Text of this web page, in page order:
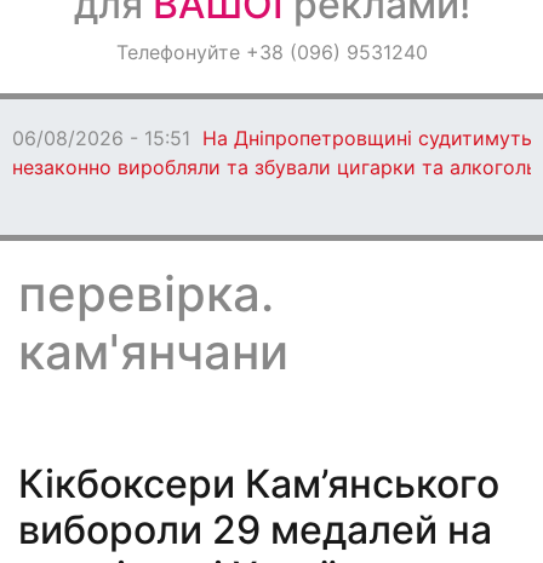
ОголошенняТелефонуйте +38 (096) 9531240
06/08/2026 - 15:51 На Дніпропетровщині судитимуть
незаконно виробляли та збували цигарки та алкоголь
перевірка.
кам'янчани
Кікбоксери Кам’янського
вибороли 29 медалей на